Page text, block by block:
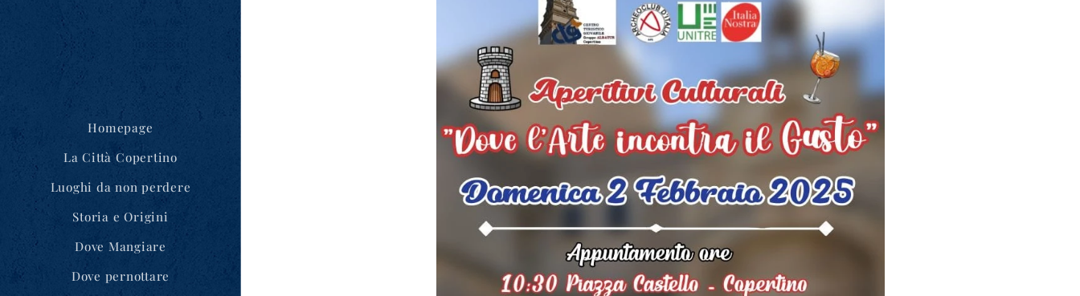
Homepage
La Città Copertino
Luoghi da non perdere
Storia e Origini
Dove Mangiare
Dove pernottare